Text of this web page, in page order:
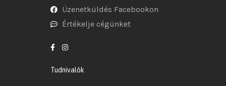
Üzenetküldés Facebookon
Értékelje cégünket
Tudnivalók